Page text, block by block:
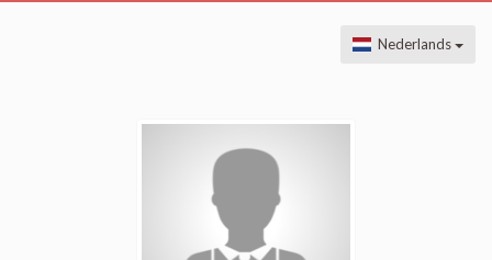
Nederlands